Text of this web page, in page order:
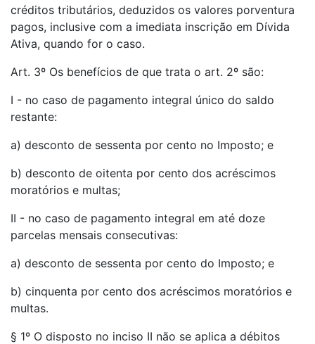
créditos tributários, deduzidos os valores porventura
pagos, inclusive com a imediata inscrição em Dívida
Ativa, quando for o caso.
Art. 3º Os benefícios de que trata o art. 2º são:
I - no caso de pagamento integral único do saldo
restante:
a) desconto de sessenta por cento no Imposto; e
b) desconto de oitenta por cento dos acréscimos
moratórios e multas;
II - no caso de pagamento integral em até doze
parcelas mensais consecutivas:
a) desconto de sessenta por cento do Imposto; e
b) cinquenta por cento dos acréscimos moratórios e
multas.
§ 1º O disposto no inciso II não se aplica a débitos